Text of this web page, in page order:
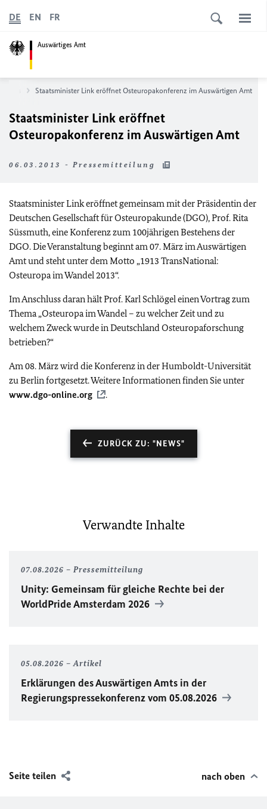
Auswärtiges Amt
DE EN FR
Staatsminister Link eröffnet Osteuropakonferenz im Auswärtigen Amt
Staatsminister Link eröffnet
Osteuropakonferenz im Auswärtigen Amt
06.03.2013 - Pressemitteilung
Staatsminister Link eröffnet gemeinsam mit der Präsidentin der
Deutschen Gesellschaft für Osteuropakunde (DGO), Prof. Rita
Süssmuth, eine Konferenz zum 100jährigen Bestehens der
DGO. Die Veranstaltung beginnt am 07. März im Auswärtigen
Amt und steht unter dem Motto „1913 TransNational:
Osteuropa im Wandel 2013“.
Im Anschluss daran hält Prof. Karl Schlögel einen Vortrag zum
Thema „Osteuropa im Wandel – zu welcher Zeit und zu
welchem Zweck wurde in Deutschland Osteuropaforschung
betrieben?“
Am 08. März wird die Konferenz in der Humboldt-Universität
zu Berlin fortgesetzt. Weitere Informationen finden Sie unter
www.dgo-online.org
.
ZURÜCK ZU: "NEWS"
Verwandte Inhalte
07.08.2026 Pressemitteilung
Unity: Gemeinsam für gleiche Rechte bei der
WorldPrideAmsterdam 2026
05.08.2026 Artikel
Erklärungen des Auswärtigen Amts in der
Regierungspressekonferenz vom 05.08.2026
Seite teilen nach oben